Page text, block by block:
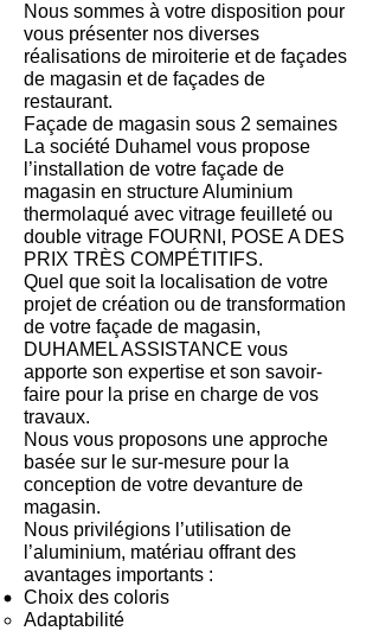
Nous sommes à votre disposition pour
vous présenter nos diverses
réalisations de miroiterie et de façades
de magasin et de façades de
restaurant.
Façade de magasin sous 2 semaines
La société Duhamel vous propose
l’installation de votre façade de
magasin en structure Aluminium
thermolaqué avec vitrage feuilleté ou
double vitrage FOURNI, POSE A DES
PRIX TRÈS COMPÉTITIFS.
Quel que soit la localisation de votre
projet de création ou de transformation
de votre façade de magasin,
DUHAMEL ASSISTANCE vous
apporte son expertise et son savoir-
faire pour la prise en charge de vos
travaux.
Nous vous proposons une approche
basée sur le sur-mesure pour la
conception de votre devanture de
magasin.
Nous privilégions l’utilisation de
l’aluminium, matériau offrant des
avantages importants :
Choix des coloris
Adaptabilité